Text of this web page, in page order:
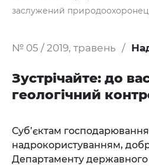
заслужений
№ 05 / 2019, травень
Зустрічайте: до
геологічний
Суб’єктам
надрокористуванням,
Департаменту державного